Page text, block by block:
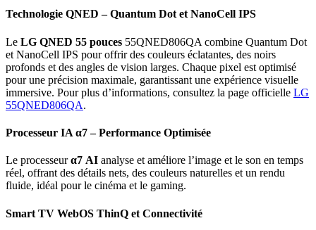
Technologie QNED – Quantum Dot et NanoCell IPS
Le LG QNED 55 pouces 55QNED806QA combine Quantum Dot
et NanoCell IPS pour offrir des couleurs éclatantes, des noirs
profonds et des angles de vision larges. Chaque pixel est optimisé
pour une précision maximale, garantissant une expérience visuelle
immersive. Pour plus d’informations, consultez la page officielle LG
55QNED806QA.
Processeur IA α7 – Performance Optimisée
Le processeurα7 AI analyse et améliore l’image et le son en temps
réel, offrant des détails nets, des couleurs naturelles et un rendu
fluide, idéal pour le cinéma et le gaming.
Smart TV WebOS ThinQ et Connectivité